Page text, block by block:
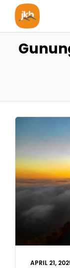
APRIL 21,